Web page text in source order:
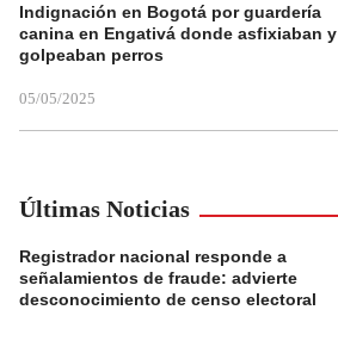
Indignación en Bogotá por guardería
canina en Engativá donde asfixiaban y
golpeaban perros
05/05/2025
Últimas Noticias
Registrador nacional responde a
señalamientos de fraude: advierte
desconocimiento de censo electoral